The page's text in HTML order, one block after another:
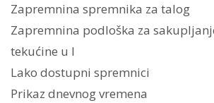
Zapremnina spremnika za talog
Zapremnina podloška za
tekućine u l
Lako dostupni spremnici
Prikaz dnevnog vremena